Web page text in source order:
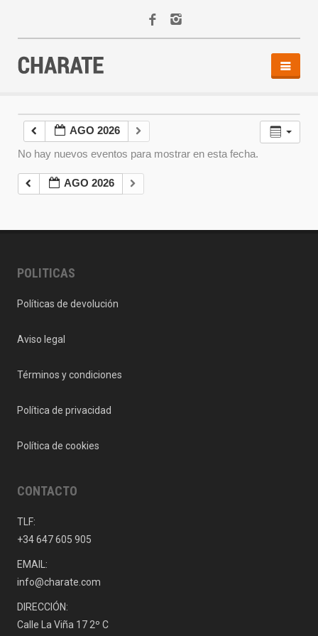
AGENDA
ACTIVIDADES
ALQUILER
EQUIPO
AGO 2026
No hay nuevos eventos para mostrar en esta fecha.
AGO 2026
POLITICAS
Políticas de devolución
Aviso legal
Términos y condiciones
Política de privacidad
Política de cookies
CONTACTO
TLF:
+34 647 605 905
EMAIL:
info@charate.com
DIRECCIÓN:
Calle La Viña 17 2º C